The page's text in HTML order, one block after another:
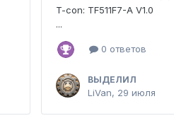
T-con: TF511F7-A V1.0
...
0 ответов
ВЫДЕЛИЛ
LiVan, 29 июля